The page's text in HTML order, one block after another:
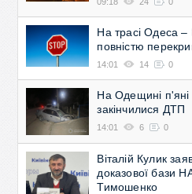
На трасі Одеса –
повністю
14:01 14 0
На Одещині п'яні
закінчилися ДТП
14:01 6 0
Віталій Кулик
доказової бази
Тимошенко